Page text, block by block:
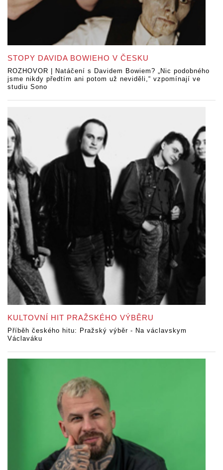
STOPY DAVIDA BOWIEHO V ČESKU
ROZHOVOR | Natáčení s Davidem Bowiem? „Nic podobného
jsme nikdy předtím ani potom už neviděli,“ vzpomínají ve
studiu Sono
KULTOVNÍ HIT PRAŽSKÉHO VÝBĚRU
Příběh českého hitu: Pražský výběr - Na václavskym
Václaváku